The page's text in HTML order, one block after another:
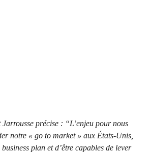
précise : “L’enjeu pour nous
notre « go to market » aux États-Unis,
plan et d’être capables de lever